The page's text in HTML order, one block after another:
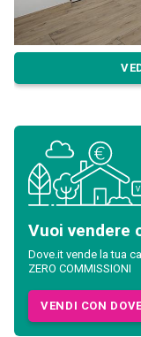
Vuoi vendere
Dove.it vende la tua
ZERO COMMISSIONI
VENDI CON